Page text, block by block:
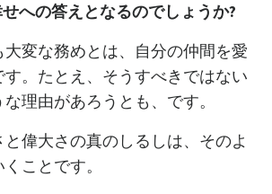
への答えとなるのでしょうか?
変な務めとは、自分の仲間を愛
す。たとえ、そうすべきではない
理由があろうとも、です。
偉大さの真のしるしは、そのよ
ことです。